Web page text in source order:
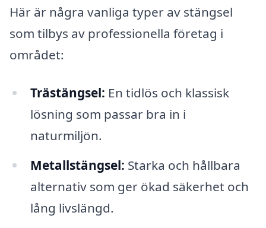
Här är några vanliga typer av stängsel
som tilbys av professionella företag i
området:
Trästängsel: En tidlös och klassisk
lösning som passar bra in i
naturmiljön.
Metallstängsel: Starka och hållbara
alternativ som ger ökad säkerhet och
lång livslängd.